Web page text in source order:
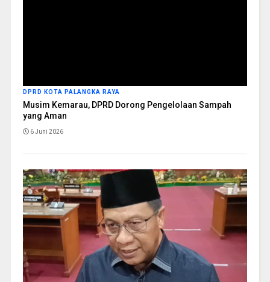
DPRD KOTA PALANGKA RAYA
Musim Kemarau, DPRD Dorong Pengelolaan Sampah
yang Aman
6 Juni 2026